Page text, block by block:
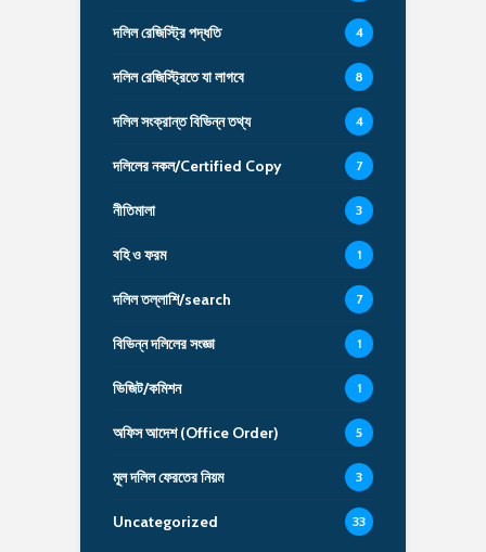
দলিল রেজিস্ট্রি পদ্ধতি 4
দলিল রেজিস্ট্রিতে যা লাগবে 8
দলিল সংক্রান্ত বিভিন্ন তথ্য 4
দলিলের নকল/Certified Copy 7
নীতিমালা 3
বহি ও ফরম 1
দলিল তল্লাশি/search 7
বিভিন্ন দলিলের সংজ্ঞা 1
ভিজিট/কমিশন 1
অফিস আদেশ (Office Order) 5
মূল দলিল ফেরতের নিয়ম 3
Uncategorized 33